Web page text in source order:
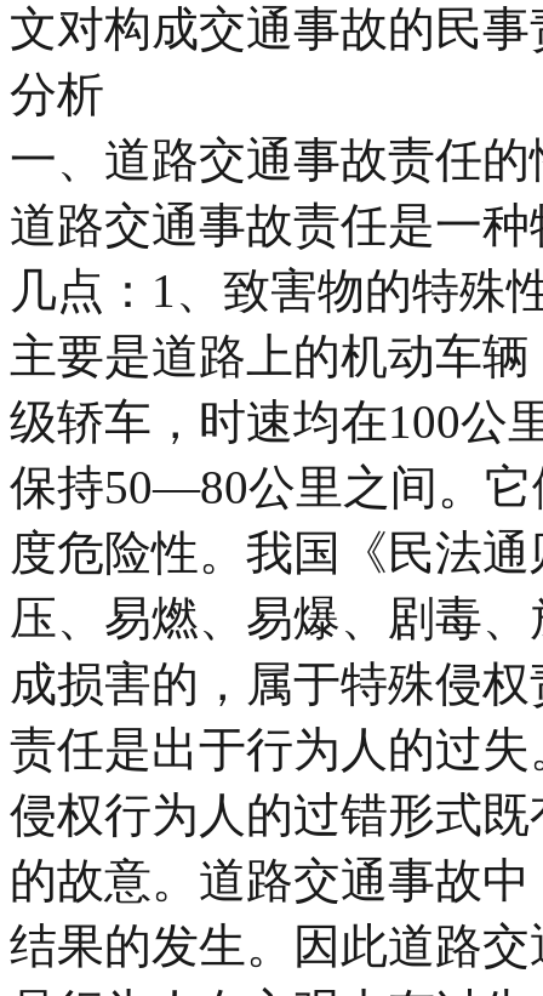
文对构成交通事故的民
分析
一、道路交通事故责任
道路交通事故责任是一
几点：1、致害物的特殊
主要是道路上的机动车
级轿车，时速均在100公
保持50—80公里之间。
度危险性。我国《民法
压、易燃、易爆、剧毒
成损害的，属于特殊侵
责任是出于行为人的过
侵权行为人的过错形式
的故意。道路交通事故
结果的发生。因此道路